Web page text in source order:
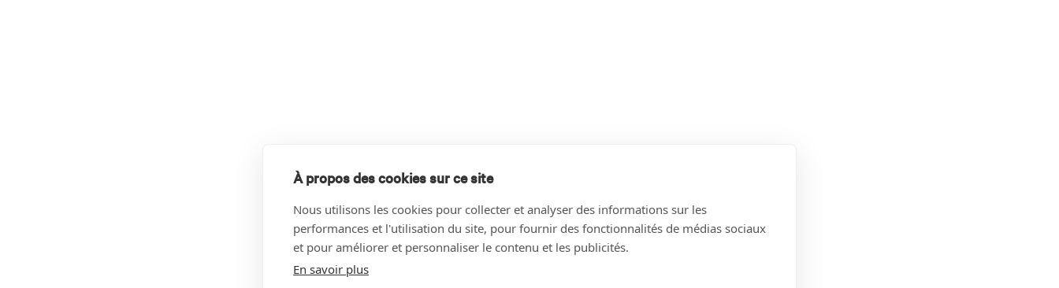
À propos des cookies sur ce site
Nous utilisons les cookies pour collecter et analyser des informations sur les
performances et l'utilisation du site, pour fournir des fonctionnalités de médias sociaux
et pour améliorer et personnaliser le contenu et les publicités.
En savoir plus